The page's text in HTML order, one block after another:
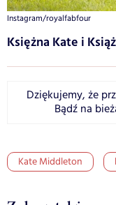
Instagram/royalfabfour
Księżna Kate i
Dziękujemy, że
Bądź na
Kate Middleton